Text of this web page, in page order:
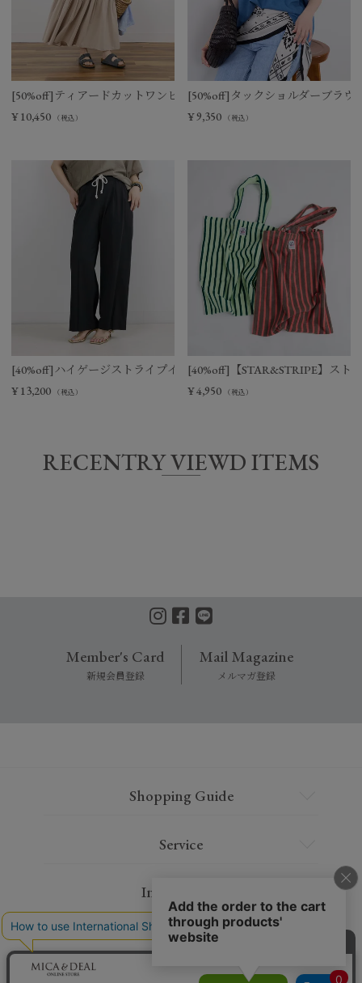
[50%off]ティアードカットワンピース
¥ 10,450 （税込）
[50%off]タックショルダーブラウ
¥9,350 （税込）
[40%off]ハイゲージストライプイージーパンツ
¥ 13,200 （税込）
[40%off]【STAR&STRIPE】スト
¥4,950 （税込）
RECENTRY VIEWD ITEMS
Member's Card
新規会員登録
Mail Magazine
メルマガ登録
Shopping Guide
Service
Information
Contact